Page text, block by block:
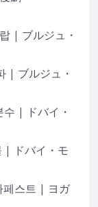
| ブルジュ・
| ブルジュ・
| ドバイ・
| ドバイ・モ
스트 | ヨガ